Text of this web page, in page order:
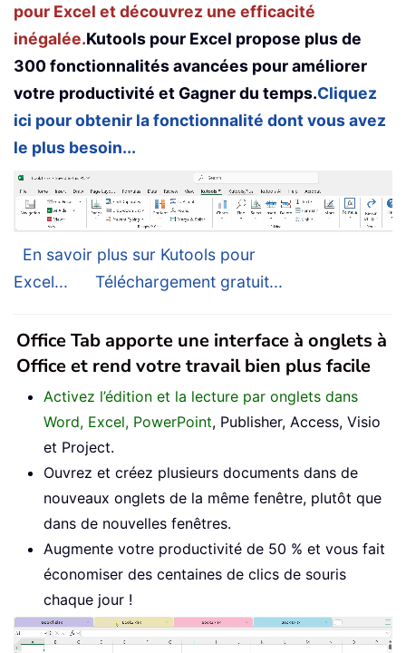
pour Excel et découvrez une efficacité
inégalée.Kutools pour Excel propose plus de
300 fonctionnalités avancées pour améliorer
votre productivité et Gagner du temps.Cliquez
ici pour obtenir la fonctionnalité dont vous avez
le plus besoin...
En savoir plus sur Kutools pour
Excel...
Téléchargement gratuit...
Office Tab apporte une interface à onglets à
Office et rend votre travail bien plus facile
Activez l’édition et la lecture par onglets dans
Word, Excel, PowerPoint, Publisher, Access, Visio
et Project.
Ouvrez et créez plusieurs documents dans de
nouveaux onglets de la même fenêtre, plutôt que
dans de nouvelles fenêtres.
Augmente votre productivité de 50 % et vous fait
économiser des centaines de clics de souris
chaque jour !